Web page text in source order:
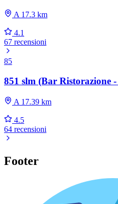
A 17.3 km
4.1
67 recensioni
85
851 slm (Bar Ristorazione
A 17.39 km
4.5
64 recensioni
Footer